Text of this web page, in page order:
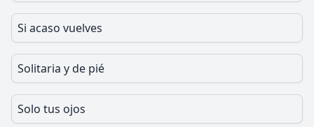
Si acaso vuelves
Solitaria y de pié
Solo tus ojos